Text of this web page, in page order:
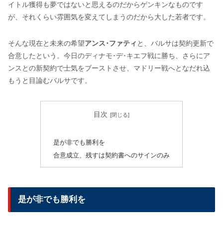
イトル獲得も夢ではないと思えるのだからゲンキンなものです
が、それくらい雰囲気を変えてしまうのだから大した若者です。
そんな現在と未来の希望アンス･ファティ と、バルサは契約更新で
合意したという。今日のディナモ･デ･キエフ戦に勝ち、さらにア
ンスとの新契約で士気をブーストさせ、マドリー戦へとなだれ込
もうと目論むバルサです。
目次
是が非でも勝利を
合意成立、残すは契約書へのサインのみ
是が非でも勝利を